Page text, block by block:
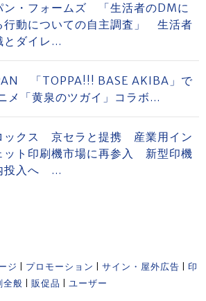
ン・フォームズ 「生活者のDMに
行動についての自主調査」 生活者
とダイレ...
「TOPPA!!! BASE AKIBA」で
メ「黄泉のツガイ」コラボ...
ックス 京セラと提携 産業用イン
ット印刷機市場に再参入 新型印機
投入へ ...
ジ プロモーション サイン・屋外広告
印
全般
販促品 ユーザー